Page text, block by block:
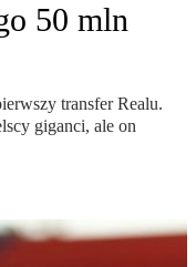
50 mln
transfer Realu.
giganci, ale on